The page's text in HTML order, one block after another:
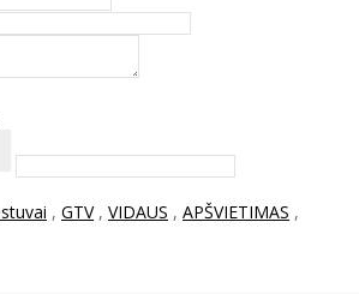
, GTV, VIDAUS , APŠVIETIMAS ,